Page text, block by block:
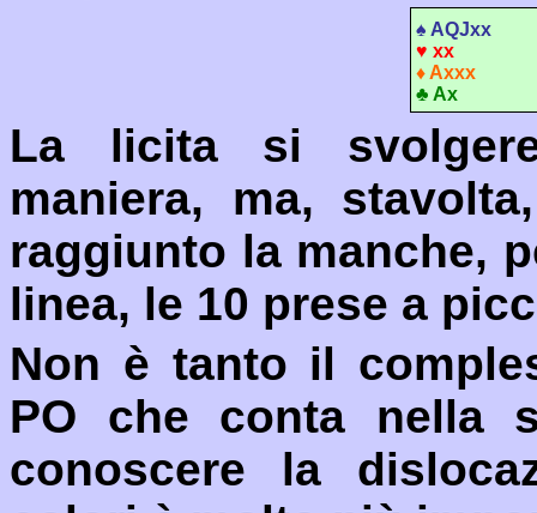
♠ AQJxx
♥ xx
♦Axxx
♣ Ax
La licita si
maniera, ma,
raggiunto la manche,
linea, le 10 prese a
Non è tanto il
PO che conta nella
conoscere la